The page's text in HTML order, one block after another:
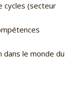
cycles (secteur
dans le monde du